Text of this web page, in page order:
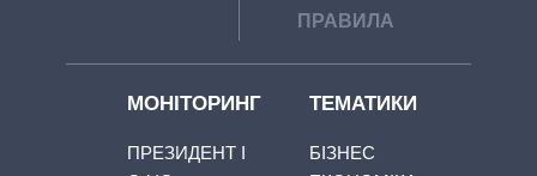
ПРАВИЛА
МОНІТОРИНГ
ПРЕЗИДЕНТ І
ТЕМАТИКИ
БІЗНЕС